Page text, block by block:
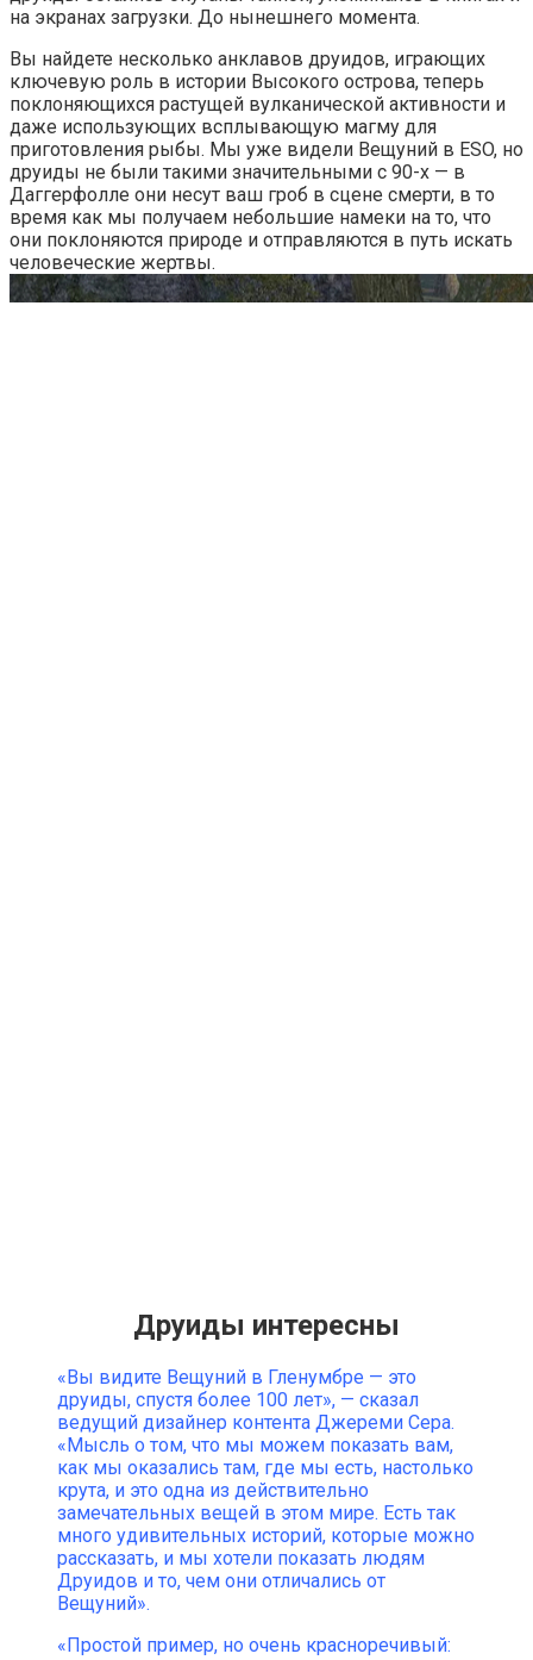
на экранах загрузки. До нынешнего момента.
Вы найдете несколько анклавов друидов, играющих
ключевую роль в истории Высокого острова, теперь
поклоняющихся растущей вулканической активности и
даже использующих всплывающую магму для
приготовления рыбы. Мы уже видели Вещуний в ESO, но
друиды не были такими значительными с 90-х — в
Даггерфолле они несут ваш гроб в сцене смерти, в то
время как мы получаем небольшие намеки на то, что
они поклоняются природе и отправляются в путь искать
человеческие жертвы.
Друиды интересны
«Вы видите Вещуний в Гленумбре — это
друиды, спустя более 100 лет», — сказал
ведущий дизайнер контента Джереми Сера.
«Мысль о том, что мы можем показать вам,
как мы оказались там, где мы есть, настолько
крута, и это одна из действительно
замечательных вещей в этом мире. Есть так
много удивительных историй, которые можно
рассказать, и мы хотели показать людям
Друидов и то, чем они отличались от
Вещуний».
«Простой пример, но очень красноречивый: